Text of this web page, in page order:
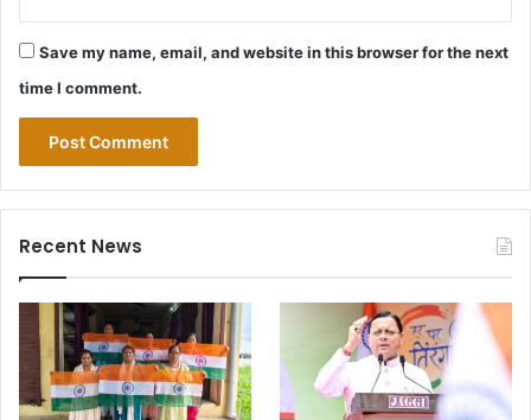
Save my name, email, and website in this browser for the next
time I comment.
Recent News